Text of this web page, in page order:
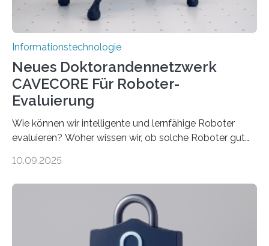
rücken dabei insbesondere…
Informationstechnologie
Neues Doktorandennetzwerk
CAVECORE Für Roboter-
Evaluierung
Wie können wir intelligente und lernfähige Roboter
evaluieren? Woher wissen wir, ob solche Roboter gut
sich CAVECORE – ein neues Marie Skłodowska-Curie
koordiniert wird. Ab dem 1. September werden sich
über einen Zeitraum von vier Jahren insgesamt 15
Promovierende im Rahmen von CAVECORE mit
kognitiven Robotern beschäftigen – also mit Robotern,
10.09.2025